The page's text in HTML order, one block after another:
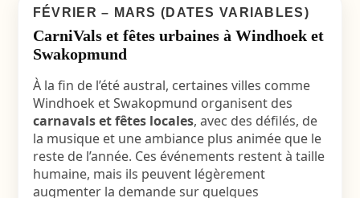
FÉVRIER – MARS (DATES VARIABLES)
CarniVals et fêtes urbaines à Windhoek et
Swakopmund
À la fin de l’été austral, certaines villes comme
Windhoek et Swakopmund organisent des
carnavals et fêtes locales, avec des défilés, de
la musique et une ambiance plus animée que le
reste de l’année. Ces événements restent à taille
humaine, mais ils peuvent légèrement
augmenter la demande sur quelques